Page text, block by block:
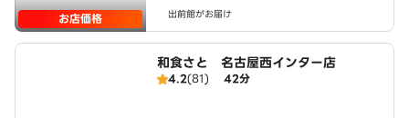
お店価格 出前館がお届け
和食さと 名古屋西インター店
4.2(81) 42分